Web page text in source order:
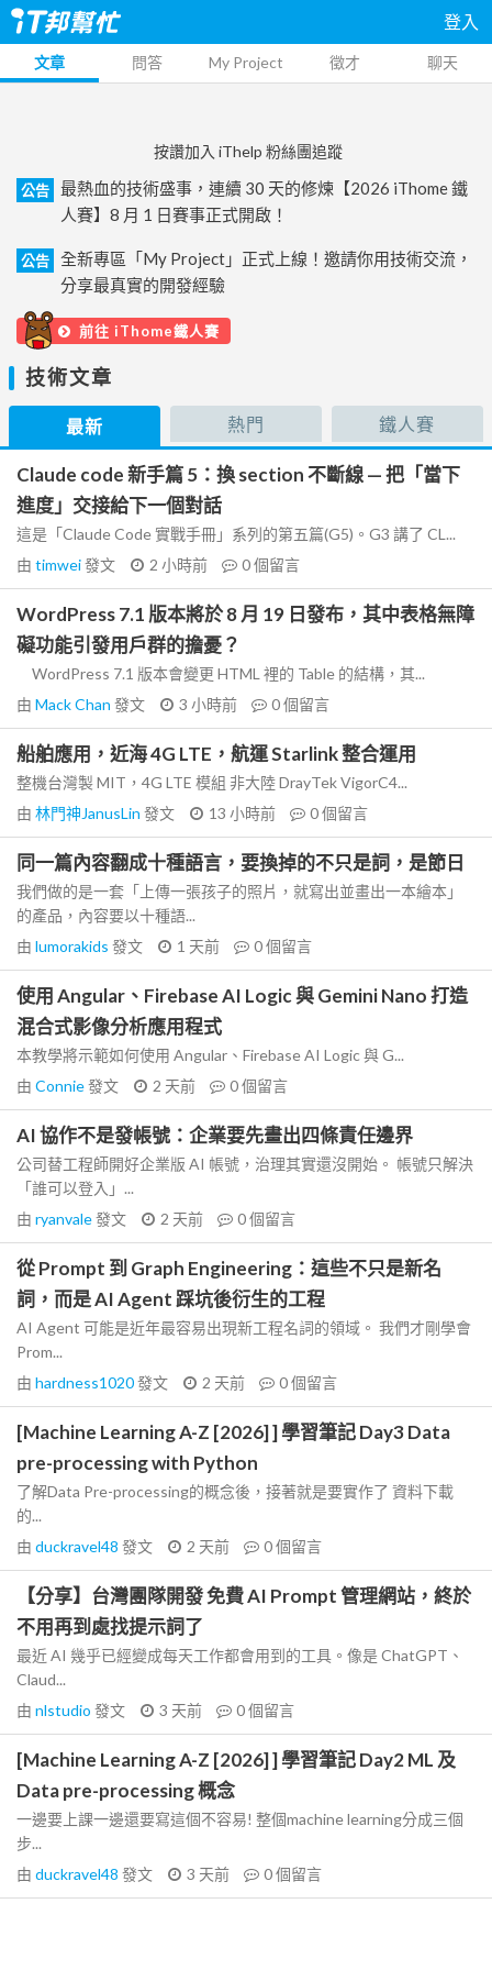
登入
文章 問答 My Project 徵才 聊天
按讚加入 iThelp 粉絲團追蹤
公告
最熱血的技術盛事，連續 30 天的修煉【2026 iThome 鐵
人賽】8 月 1 日賽事正式開啟！
公告
全新專區「My Project」正式上線！邀請你用技術交流，
分享最真實的開發經驗
前往 iThome鐵人賽
技術文章
最新 熱門 鐵人賽
Claude code 新手篇 5：換 section 不斷線 — 把「當下
進度」交接給下一個對話
這是「Claude Code 實戰手冊」系列的第五篇(G5)。G3 講了 CL...
由 timwei發文 2 小時前 0個留言
WordPress 7.1 版本將於 8 月 19 日發布，其中表格無障
礙功能引發用戶群的擔憂？
WordPress 7.1 版本會變更 HTML 裡的 Table 的結構，其...
由 Mack Chan 發文 3 小時前 0個留言
船舶應用，近海 4G LTE，航運 Starlink 整合運用
整機台灣製 MIT，4G LTE 模組 非大陸 DrayTek VigorC4...
由 林門神JanusLin 發文 13 小時前 0個留言
同一篇內容翻成十種語言，要換掉的不只是詞，是節日
我們做的是一套「上傳一張孩子的照片，就寫出並畫出一本繪本」
的產品，內容要以十種語...
由 lumorakids 發文 1 天前 0個留言
使用 Angular、Firebase AI Logic 與 Gemini Nano 打造
混合式影像分析應用程式
本教學將示範如何使用 Angular、Firebase AI Logic 與 G...
由 Connie發文 2 天前 0個留言
AI 協作不是發帳號：企業要先畫出四條責任邊界
公司替工程師開好企業版 AI 帳號，治理其實還沒開始。 帳號只解決
「誰可以登入」...
由 ryanvale發文 2 天前 0個留言
從 Prompt 到 Graph Engineering：這些不只是新名
詞，而是 AI Agent 踩坑後衍生的工程
AI Agent 可能是近年最容易出現新工程名詞的領域。 我們才剛學會
Prom...
由 hardness1020發文 2 天前 0個留言
[Machine Learning A-Z [2026] ] 學習筆記 Day3 Data
pre-processing with Python
了解Data Pre-processing的概念後，接著就是要實作了 資料下載
的...
由 duckravel48 發文 2 天前 0個留言
【分享】台灣團隊開發 免費 AI Prompt 管理網站，終於
不用再到處找提示詞了
最近 AI 幾乎已經變成每天工作都會用到的工具。像是 ChatGPT、
Claud...
由 nlstudio 發文 3 天前 0個留言
[Machine Learning A-Z [2026] ] 學習筆記 Day2 ML 及
Data pre-processing 概念
一邊要上課一邊還要寫這個不容易! 整個machine learning分成三個
步...
由 duckravel48 發文 3 天前 0個留言